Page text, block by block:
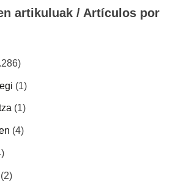
artikuluak / Artículos por
(1)
(1)
(4)
(2)